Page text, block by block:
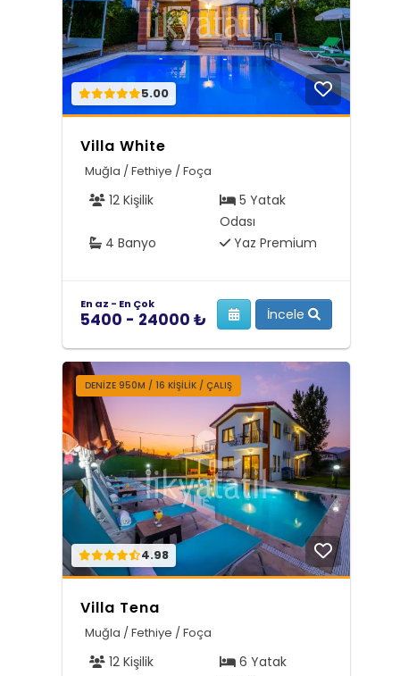
5.00
Villa White
Muğla / Fethiye / Foça
12 Kişilik
5 Yatak
Odası
4 Banyo
Yaz Premium
En az - En Çok
5400 - 24000 ₺ İncele
DENİZE 950M / 16 KİŞİLİK / ÇALIŞ
4.98
Villa Tena
Muğla / Fethiye / Foça
12 Kişilik
6 Yatak